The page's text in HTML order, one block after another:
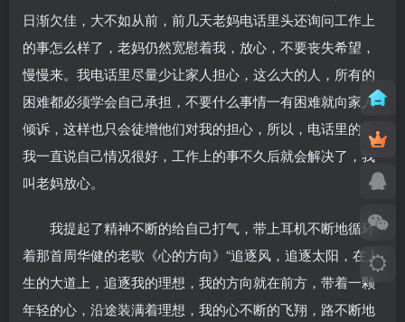
日渐欠佳，大不如从前，前几天老妈电话里头还询问工作上
的事怎么样了，老妈仍然宽慰着我，放心，不要丧失希望，
慢慢来。我电话里尽量少让家人担心，这么大的人，所有的
困难都必须学会自己承担，不要什么事情一有困难就向家人
倾诉，这样也只会徒增他们对我的担心，所以，电话里的头
我一直说自己情况很好，工作上的事不久后就会解决了，我
叫老妈放心。
我提起了精神不断的给自己打气，带上耳机不断地循环
着那首周华健的老歌《心的方向》“追逐风，追逐太阳，在人
生的大道上，追逐我的理想，我的方向就在前方，带着一颗
年轻的心，沿途装满着理想，我的心不断的飞翔，路不断地